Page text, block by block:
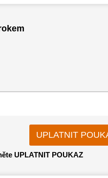
UPLATNIT POUKAZ